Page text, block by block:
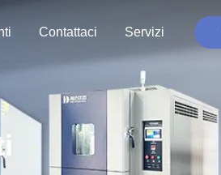
Contattaci Servizi